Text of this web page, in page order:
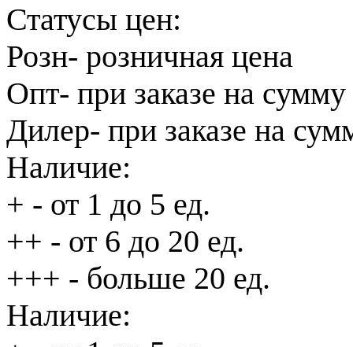
Статусы цен:
Розн- розничная цена
Опт- при заказе на
Дилер- при заказе на
Наличие:
+ - от 1 до 5 ед.
++ - от 6 до 20 ед.
+++ - больше 20 ед.
Наличие: